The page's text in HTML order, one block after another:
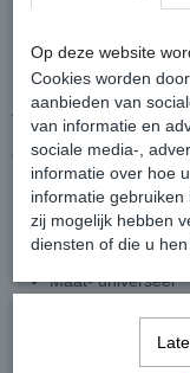
patroon, one size,
Exclusieve
rondom de enkels!
aangenaam comfort.
versterkte tenen en
Over dit product:
Denier: 20
Staat- nieuw
Mode- pantysokjes
Maat- universeel
Samenstelling-
Patroon- effen
Op deze website
Cookies worden
aanbieden van
van informatie en
sociale media-,
informatie over hoe
informatie
zij mogelijk hebben
diensten of die u